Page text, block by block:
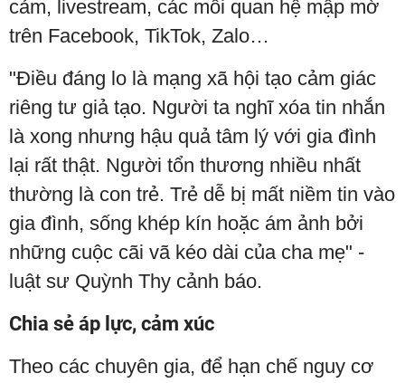
cảm, livestream, các mối quan hệ mập mờ
trên Facebook, TikTok, Zalo…
"Điều đáng lo là mạng xã hội tạo cảm giác
riêng tư giả tạo. Người ta nghĩ xóa tin nhắn
là xong nhưng hậu quả tâm lý với gia đình
lại rất thật. Người tổn thương nhiều nhất
thường là con trẻ. Trẻ dễ bị mất niềm tin vào
gia đình, sống khép kín hoặc ám ảnh bởi
những cuộc cãi vã kéo dài của cha mẹ" -
luật sư Quỳnh Thy cảnh báo.
Chia sẻ áp lực, cảm xúc
Theo các chuyên gia, để hạn chế nguy cơ